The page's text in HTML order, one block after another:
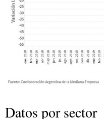
Datos por sector